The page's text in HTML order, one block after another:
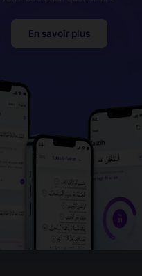
En savoir plus